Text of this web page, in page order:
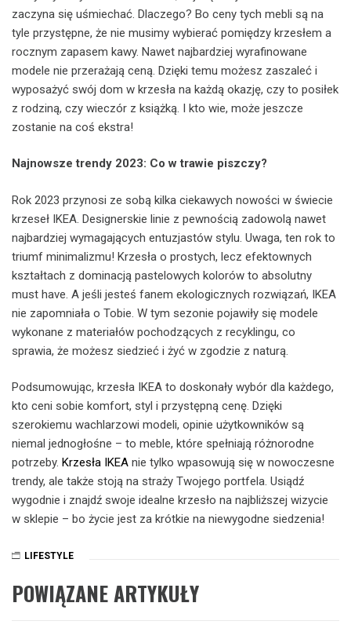
zaczyna się uśmiechać. Dlaczego? Bo ceny tych mebli są na
tyle przystępne, że nie musimy wybierać pomiędzy krzesłem a
rocznym zapasem kawy. Nawet najbardziej wyrafinowane
modele nie przerażają ceną. Dzięki temu możesz zaszaleć i
wyposażyć swój dom w krzesła na każdą okazję, czy to posiłek
z rodziną, czy wieczór z książką. I kto wie, może jeszcze
zostanie na coś ekstra!
Najnowsze trendy 2023: Co w trawie piszczy?
Rok 2023 przynosi ze sobą kilka ciekawych nowości w świecie
krzeseł IKEA. Designerskie linie z pewnością zadowolą nawet
najbardziej wymagających entuzjastów stylu. Uwaga, ten rok to
triumf minimalizmu! Krzesła o prostych, lecz efektownych
kształtach z dominacją pastelowych kolorów to absolutny
must have. A jeśli jesteś fanem ekologicznych rozwiązań, IKEA
nie zapomniała o Tobie. W tym sezonie pojawiły się modele
wykonane z materiałów pochodzących z recyklingu, co
sprawia, że możesz siedzieć i żyć w zgodzie z naturą.
Podsumowując, krzesła IKEA to doskonały wybór dla każdego,
kto ceni sobie komfort, styl i przystępną cenę. Dzięki
szerokiemu wachlarzowi modeli, opinie użytkowników są
niemal jednogłośne – to meble, które spełniają różnorodne
potrzeby. Krzesła IKEA nie tylko wpasowują się w nowoczesne
trendy, ale także stoją na straży Twojego portfela. Usiądź
wygodnie i znajdź swoje idealne krzesło na najbliższej wizycie
w sklepie – bo życie jest za krótkie na niewygodne siedzenia!
LIFESTYLE
POWIĄZANE ARTYKUŁY